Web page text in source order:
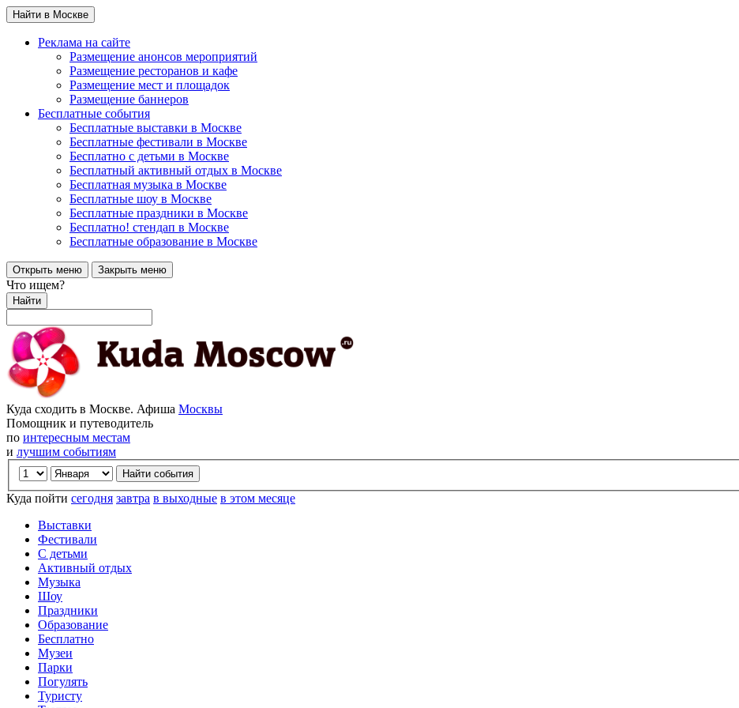
Найти в Москве
Реклама на сайте
Размещение анонсов мероприятий
Размещение ресторанов и кафе
Размещение мест и площадок
Размещение баннеров
Бесплатные события
Бесплатные выставки в Москве
Бесплатные фестивали в Москве
Бесплатно с детьми в Москве
Бесплатный активный отдых в Москве
Бесплатная музыка в Москве
Бесплатные шоу в Москве
Бесплатные праздники в Москве
Бесплатно! стендап в Москве
Бесплатные образование в Москве
Открыть меню Закрыть меню
Что ищем?
Найти
Куда сходить в Москве. Афиша Москвы
Помощник и путеводитель
по интересным местам
и лучшим событиям
Куда пойти сегодня завтра в выходные в этом месяце
Выставки
Фестивали
С детьми
Активный отдых
Музыка
Шоу
Праздники
Образование
Бесплатно
Музеи
Парки
Погулять
Туристу